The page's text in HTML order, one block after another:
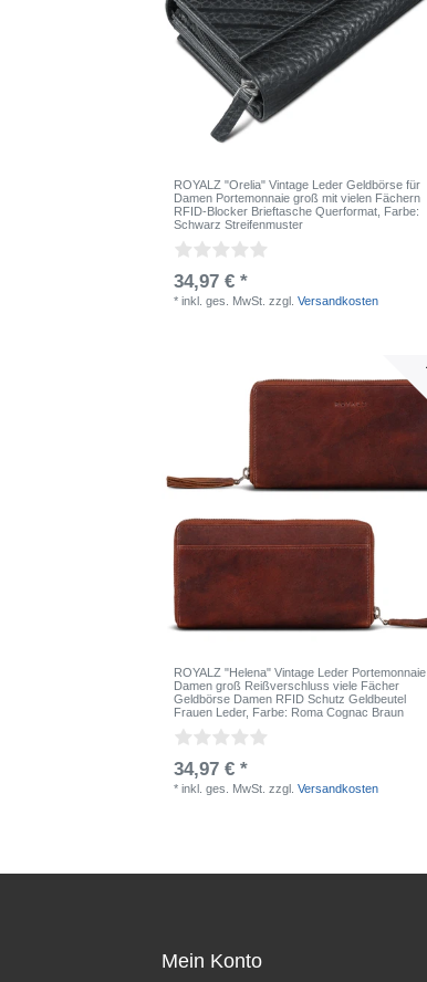
ROYALZ "Orelia" Vintage Leder Geldbörse für
Damen Portemonnaie groß mit vielen Fächern
RFID-Blocker Brieftasche Querformat , Farbe:
Schwarz Streifenmuster
34,97 € *
*inkl. ges. MwSt. zzgl.Versandkosten
ROYALZ "Helena" Vintage Leder Portemonnaie
Damen groß Reißverschluss viele Fächer
Geldbörse Damen RFID Schutz Geldbeutel
Frauen Leder, Farbe: Roma Cognac Braun
34,97 € *
*inkl. ges. MwSt. zzgl.Versandkosten
Mein Konto